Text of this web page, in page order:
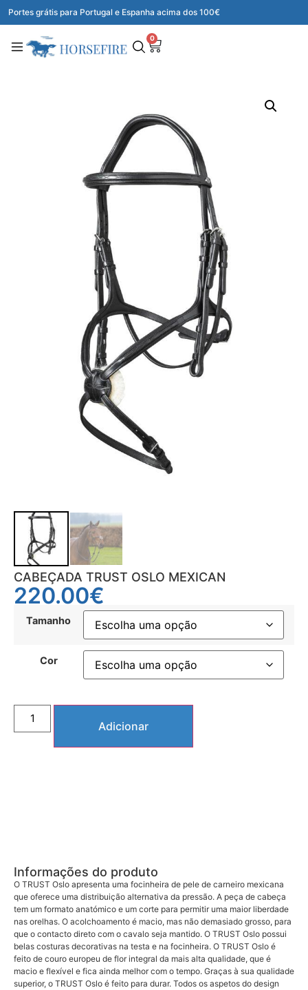
Portes grátis para Portugal e Espanha acima dos 100€
0
CABEÇADA TRUST OSLO MEXICAN
220.00€
Tamanho
Cor
Adicionar
Informações do produto
O TRUST Oslo apresenta uma focinheira de pele de carneiro mexicana
que oferece uma distribuição alternativa da pressão. A peça de cabeça
tem um formato anatómico e um corte para permitir uma maior liberdade
nas orelhas. O acolchoamento é macio, mas não demasiado grosso, para
que o contacto direto com o cavalo seja mantido. O TRUST Oslo possui
belas costuras decorativas na testa e na focinheira. O TRUST Oslo é
feito de couro europeu de flor integral da mais alta qualidade, que é
macio e flexível e fica ainda melhor com o tempo. Graças à sua qualidade
superior, o TRUST Oslo é feito para durar. Todos os aspetos do design